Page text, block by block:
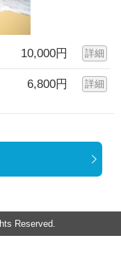
10,000円 詳細
6,800円 詳細
Reserved.